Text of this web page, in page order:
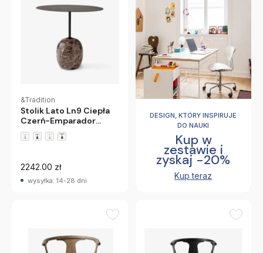
&Tradition
Stolik Lato Ln9 Ciepła
Czerń-Emparador
Marble Andtradition
2242.00 zł
wysyłka: 14-28 dni
DESIGN, KTÓRY INSPIRUJE
DO NAUKI
Kup w
zestawie i
zyskaj -20%
Kup teraz